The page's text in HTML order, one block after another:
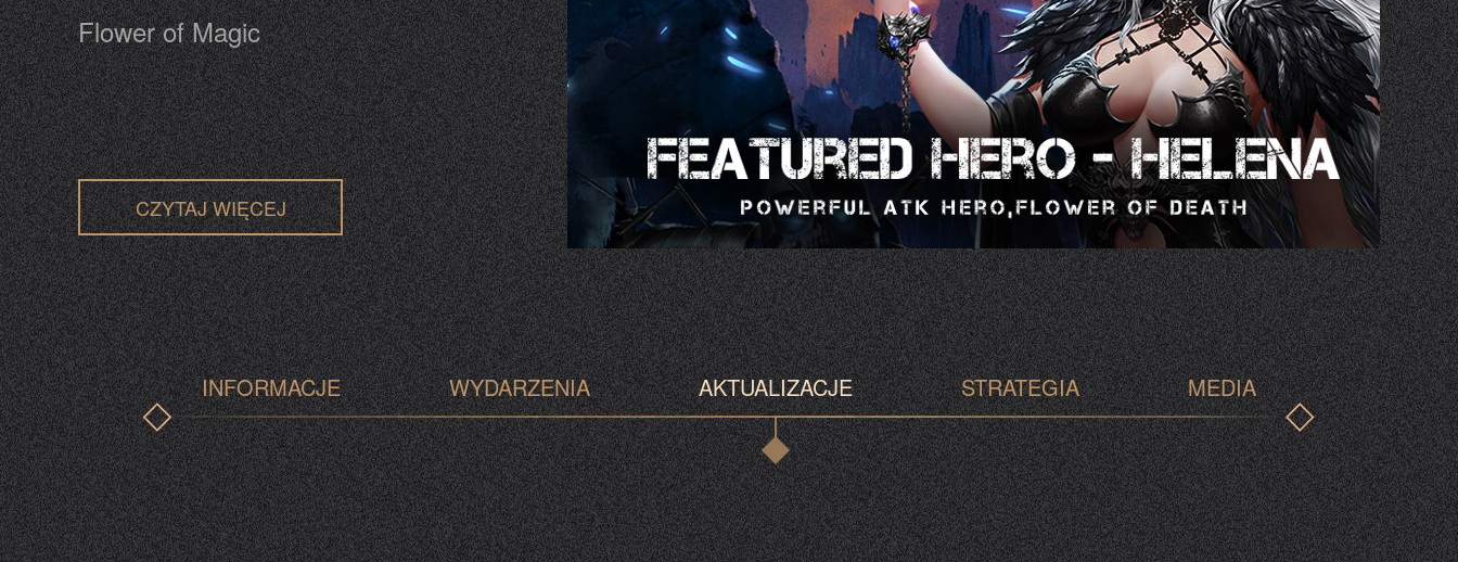
Flower of Magic
CZYTAJ WIĘCEJ
INFORMACJE WYDARZENIA AKTUALIZACJE STRATEGIA MEDIA